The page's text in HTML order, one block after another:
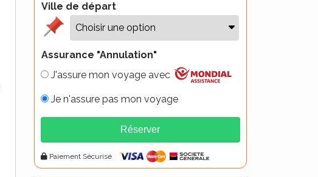
Ville de départ
Assurance "Annulation"
J'assure mon voyage avec
Je n'assure pas mon voyage
Réserver
Alternative:
Paiement Sécurisé